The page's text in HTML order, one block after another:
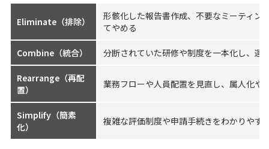
Eliminate（排除）
形骸化した報告書作成、不要なミーティン
てやめる
Combine（統合） 分断されていた研修や制度を一本化し、運
Rearrange（再配
置）
業務フローや人員配置を見直し、属人化や
Simplify（簡素
化）
複雑な評価制度や申請手続きをわかりやす